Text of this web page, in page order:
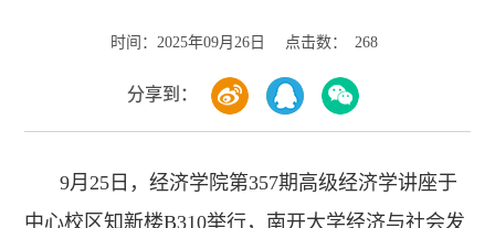
时间： 2025年09月26日 点击数： 268
分享到：
9月25日，经济学院第357期高级经济学讲座于
中心校区知新楼B310举行，南开大学经济与社会发